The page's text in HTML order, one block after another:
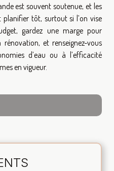
est souvent soutenue, et les
tôt, surtout si l’on vise
gardez une marge pour
et renseignez-vous
d’eau ou à l’efficacité
en vigueur.